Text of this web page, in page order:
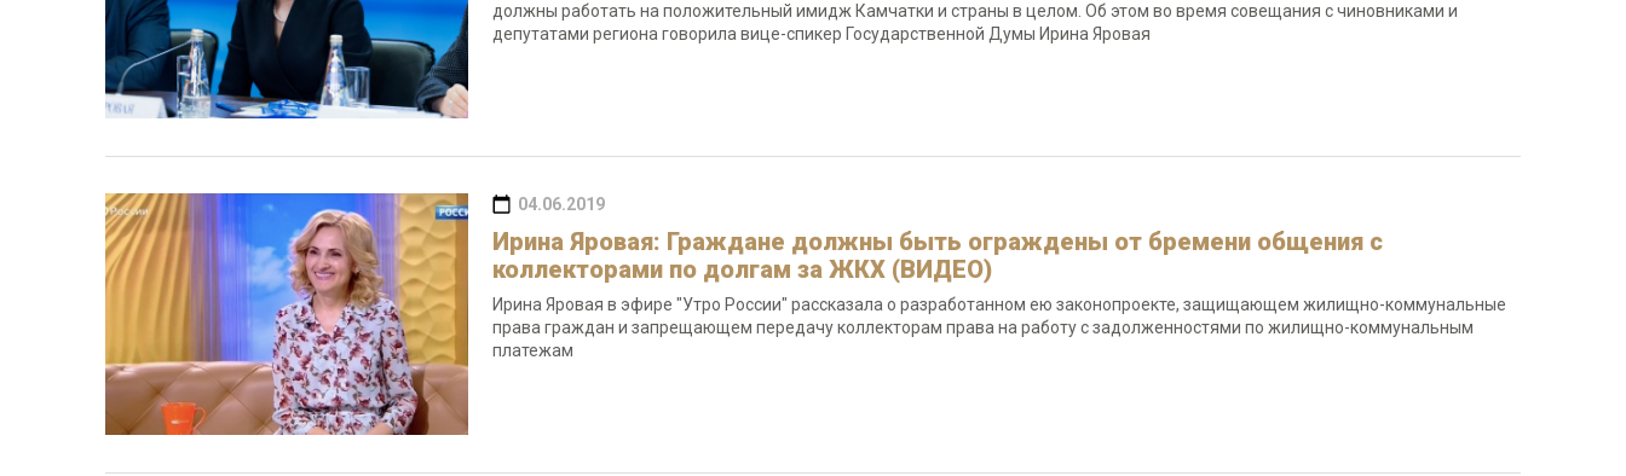
должны работать на положительный имидж Камчатки и страны в целом. Об этом во время совещания с чиновниками и
депутатами региона говорила вице-спикер Государственной Думы Ирина Яровая
04.06.2019
Ирина Яровая: Граждане должны быть ограждены от бремени общения с
коллекторами по долгам за ЖКХ (ВИДЕО)
Ирина Яровая в эфире "Утро России" рассказала о разработанном ею законопроекте, защищающем жилищно-коммунальные
права граждан и запрещающем передачу коллекторам права на работу с задолженностями по жилищно-коммунальным
платежам